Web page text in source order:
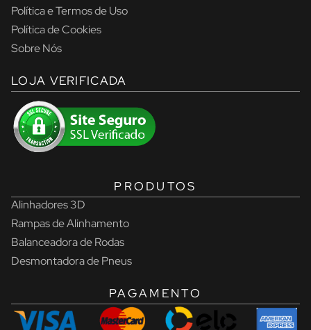
Política e Termos de Uso
Política de Cookies
Sobre Nós
LOJA VERIFICADA
PRODUTOS
Alinhadores 3D
Rampas de Alinhamento
Balanceadora de Rodas
Desmontadora de Pneus
PAGAMENTO